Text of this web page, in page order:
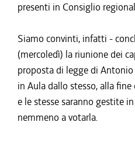
presenti in Consiglio
Siamo convinti, infatti -
(mercoledì) la riunione dei
proposta di legge di
in Aula dallo stesso, alla
e le stesse saranno gestite
nemmeno a votarla.